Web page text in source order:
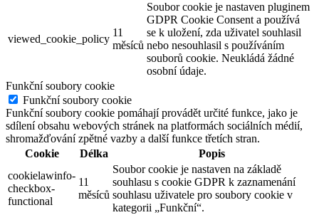
viewed_cookie_policy
11
měsíců
Soubor cookie je nastaven pluginem
GDPR Cookie Consent a používá
se k uložení, zda uživatel souhlasil
nebo nesouhlasil s používáním
souborů cookie. Neukládá žádné
osobní údaje.
Funkční soubory cookie
Funkční soubory cookie
Funkční soubory cookie pomáhají provádět určité funkce, jako je
sdílení obsahu webových stránek na platformách sociálních médií,
shromažďování zpětné vazby a další funkce třetích stran.
Cookie
Délka
Popis
cookielawinfo-
checkbox-
functional
11
měsíců
Soubor cookie je nastaven na základě
souhlasu s cookie GDPR k zaznamenání
souhlasu uživatele pro soubory cookie v
kategorii „Funkční“.